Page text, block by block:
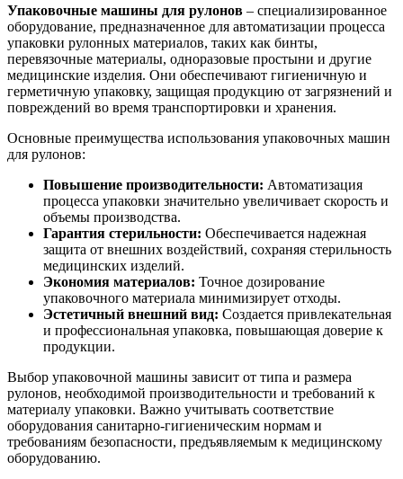
Упаковочные машины для рулонов – специализированное
оборудование, предназначенное для автоматизации процесса
упаковки рулонных материалов, таких как бинты,
перевязочные материалы, одноразовые простыни и другие
медицинские изделия. Они обеспечивают гигиеничную и
герметичную упаковку, защищая продукцию от загрязнений и
повреждений во время транспортировки и хранения.
Основные преимущества использования упаковочных машин
для рулонов:
Повышение производительности: Автоматизация
процесса упаковки значительно увеличивает скорость и
объемы производства.
Гарантия стерильности: Обеспечивается надежная
защита от внешних воздействий, сохраняя стерильность
медицинских изделий.
Экономия материалов: Точное дозирование
упаковочного материала минимизирует отходы.
Эстетичный внешний вид: Создается привлекательная
и профессиональная упаковка, повышающая доверие к
продукции.
Выбор упаковочной машины зависит от типа и размера
рулонов, необходимой производительности и требований к
материалу упаковки. Важно учитывать соответствие
оборудования санитарно-гигиеническим нормам и
требованиям безопасности, предъявляемым к медицинскому
оборудованию.